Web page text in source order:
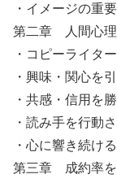
・イメージの重
第二章 人間心理
・コピーライタ
・興味・関心を
・共感・信用を
・読み手を行動
・心に響き続け
第三章 成約率を